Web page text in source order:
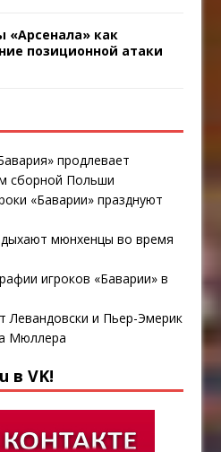
«Арсенала» как
позиционной атаки
продлевает
сборной Польши
«Баварии» празднуют
мюнхенцы во время
игроков «Баварии» в
Левандовски и Пьер-Эмерик
Мюллера
в VK!